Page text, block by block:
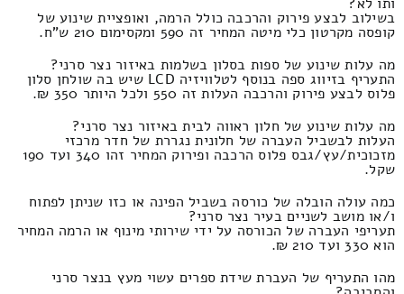
בשילוב לבצע פירוק והרכבה כולל הרמה, ואופציית שינוע של
קופסה מקרטון כלי מיטה המחיר זה 590 ומקסימום 210 ש"ח.
מה עלות שינוע של ספות בסלון בשלמות באיזור נצר סרני?
התעריף בזיווג ספה בנוסף לטלוויזיה LCD שיש בה שולחן סלון
פלוס לבצע פירוק והרכבה העלות זה 550 ולכל היותר 350 ₪.
מה עלות שינוע של חלון ראווה לבית באיזור נצר סרני?
העלות לבשביל העברה של חלונית נגררת של חדר מרכזי
מזכוכית/עץ/גבס פלוס הרכבה ופירוק המחיר זהו 340 ועד 190
שקל.
כמה עולה הובלה של כורסה בשביל הפינה או כזו שניתן לפתוח
ו/או מושב לשניים בעיר נצר סרני?
תעריפי העברה של הכורסה על ידי שירותי מינוף או הרמה המחיר
הוא 330 ועד 210 ₪.
מהו התעריף של העברת שידת ספרים עשוי מעץ בנצר סרני